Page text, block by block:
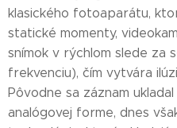
klasického fotoaparátu,
statické momenty,
snímok v rýchlom slede za
frekvenciu), čím vytvára
Pôvodne sa záznam
analógovej forme, dnes